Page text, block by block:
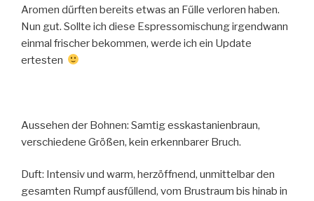
Aromen dűrften bereits etwas an Fűlle verloren haben.
Nun gut. Sollte ich diese Espressomischung irgendwann
einmal frischer bekommen, werde ich ein Update
ertesten
Aussehen der Bohnen: Samtig esskastanienbraun,
verschiedene Größen, kein erkennbarer Bruch.
Duft: Intensiv und warm, herzöffnend, unmittelbar den
gesamten Rumpf ausfűllend, vom Brustraum bis hinab in